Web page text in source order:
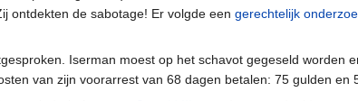
ontdekten de sabotage! Er volgde een gerechtelijk
Iserman moest op het schavot gegeseld worden
van zijn voorarrest van 68 dagen betalen: 75 gulden en